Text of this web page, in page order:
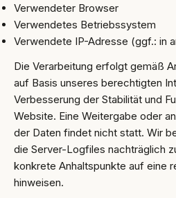
Verwendeter Browser
Verwendetes Betriebssystem
Verwendete IP-Adresse (ggf.: in
Die Verarbeitung erfolgt gemäß
auf Basis unseres berechtigten
Verbesserung der Stabilität und
Website. Eine Weitergabe oder
der Daten findet nicht statt. Wir
die Server-Logfiles nachträglich
konkrete Anhaltspunkte auf eine
hinweisen.